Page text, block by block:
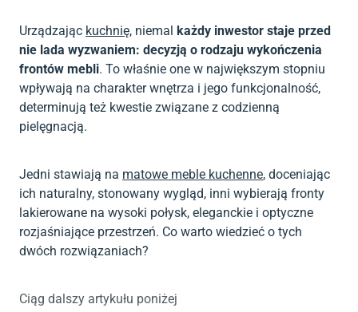
Urządzając kuchnię, niemal każdy inwestor staje przed
nie lada wyzwaniem: decyzją o rodzaju wykończenia
frontów mebli. To właśnie one w największym stopniu
wpływają na charakter wnętrza i jego funkcjonalność,
determinują też kwestie związane z codzienną
pielęgnacją.
Jedni stawiają na matowe meble kuchenne, doceniając
ich naturalny, stonowany wygląd, inni wybierają fronty
lakierowane na wysoki połysk, eleganckie i optyczne
rozjaśniające przestrzeń. Co warto wiedzieć o tych
dwóch rozwiązaniach?
Ciąg dalszy artykułu poniżej